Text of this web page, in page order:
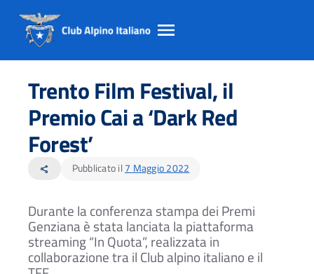
Salta
contento
principale
Salta
Salta
Trento Film Festival, il
Premio Cai a ‘Dark Red
Forest’
share Pubblicato il 7 Maggio 2022
Durante la conferenza stampa dei Premi
Genziana è stata lanciata la piattaforma
streaming “In Quota”, realizzata in
collaborazione tra il Club alpino italiano e il